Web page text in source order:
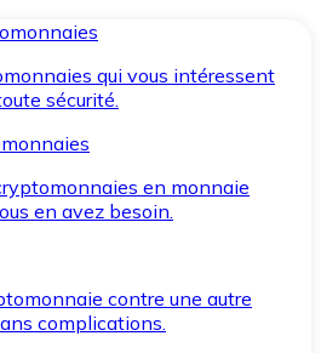
qui vous intéressent
sécurité.
en monnaie
en avez besoin.
contre une autre
complications.